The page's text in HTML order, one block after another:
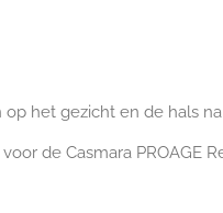
op het gezicht en de hals
de Casmara PROAGE